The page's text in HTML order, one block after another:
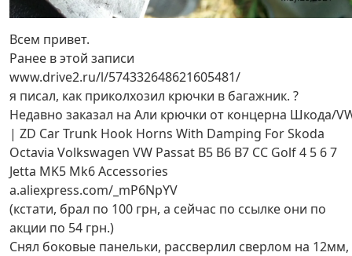
Всем привет.
Ранее в этой записи
www.drive2.ru/l/574332648621605481/
я писал, как приколхозил крючки в багажник. ?
Недавно заказал на Али крючки от концерна Шкода/
| ZD Car Trunk Hook Horns With Damping For Skoda
Octavia Volkswagen VW Passat B5 B6 B7 CC Golf 4 5 6 7
Jetta MK5 Mk6 Accessories
a.aliexpress.com/_mP6NpYV
(кстати, брал по 100 грн, а сейчас по ссылке они по
акции по 54 грн.)
Снял боковые панельки, рассверлил сверлом на 12мм,